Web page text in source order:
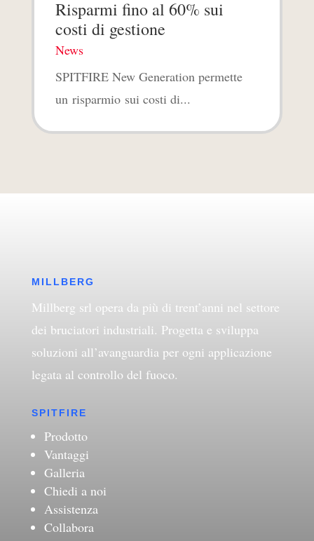
Risparmi fino al 60% sui
costi di gestione
News
SPITFIRE New Generation permette
un risparmio sui costi di...
MILLBERG
Millberg srl opera da più di trent’anni nel settore
dei bruciatori industriali. Progetta e sviluppa
soluzioni all’avanguardia per ogni applicazione
legata al controllo del fuoco.
SPITFIRE
Prodotto
Vantaggi
Galleria
Chiedi a noi
Assistenza
Collabora